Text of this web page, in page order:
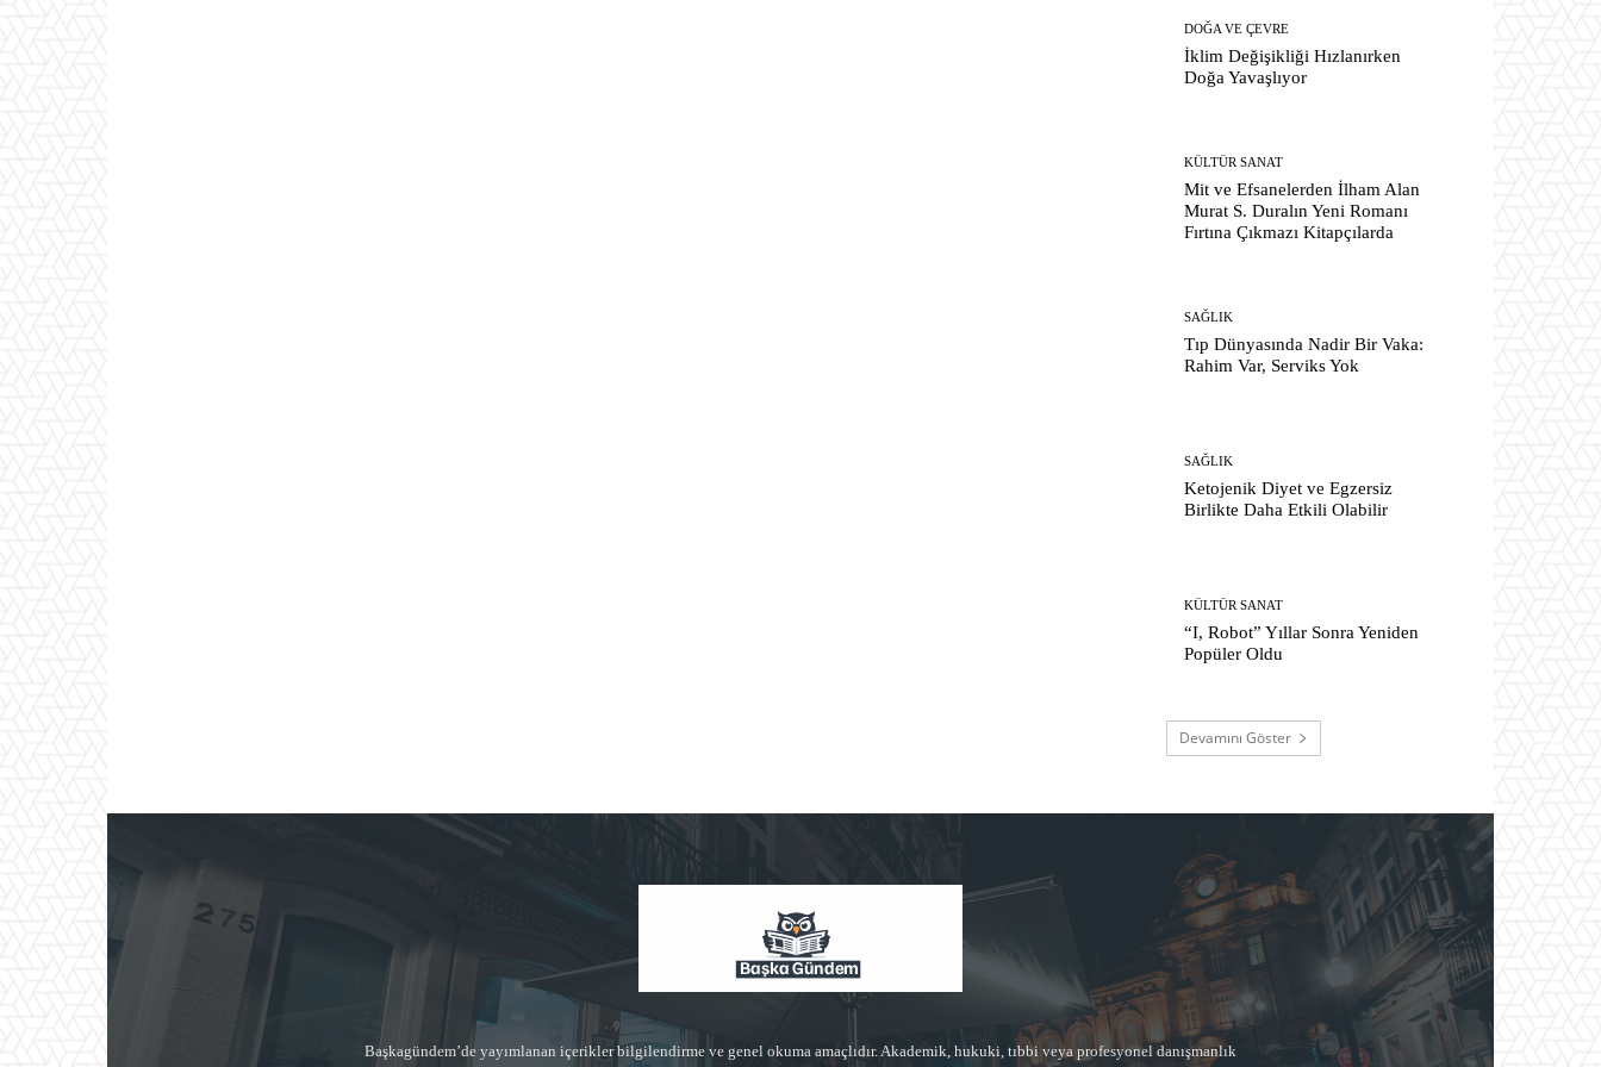
DOĞA VE ÇEVRE
İklim Değişikliği Hızlanırken
Doğa Yavaşlıyor
KÜLTÜR SANAT
Mit ve Efsanelerden İlham Alan
Murat S. Duralın Yeni Romanı
Fırtına Çıkmazı Kitapçılarda
SAĞLIK
Tıp Dünyasında Nadir Bir Vaka:
Rahim Var, Serviks Yok
SAĞLIK
Ketojenik Diyet ve Egzersiz
Birlikte Daha Etkili Olabilir
KÜLTÜR SANAT
“I, Robot” Yıllar Sonra Yeniden
Popüler Oldu
Devamını Göster
Başkagündem’de yayımlanan içerikler bilgilendirme ve genel okuma amaçlıdır. Akademik, hukuki, tıbbi veya profesyonel danışmanlık